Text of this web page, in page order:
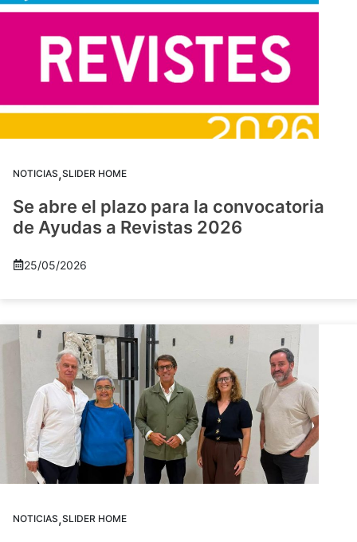
NOTICIAS,SLIDER HOME
Se abre el plazo para la convocatoria
de Ayudas a Revistas 2026
25/05/2026
NOTICIAS,SLIDER HOME